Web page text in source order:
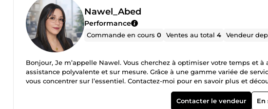
Nawel_Abed
Performance
Commande en cours0 Ventes au total4 Vendeur
Bonjour, Je m’appelle Nawel. Vous cherchez à optimiser votre temps et
assistance polyvalente et sur mesure. Grâce à une gamme variée de
vous concentrer sur l’essentiel. Contactez-moi pour en savoir plus et
Contacter le vendeur En